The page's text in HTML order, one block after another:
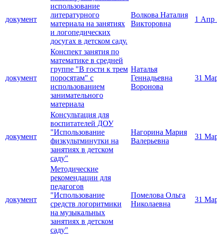
документ
использование
литературного
материала на занятиях
и логопедических
досугах в детском саду.
Волкова Наталия
Викторовна
1 Апр
документ
Конспект занятия по
математике в средней
группе "В гости к трем
поросятам" с
использованием
занимательного
материала
Наталья
Геннадьевна
Воронова
31
документ
Консультация для
воспитателей ДОУ
"Использование
физкультминутки на
занятиях в детском
саду"
Нагорина Мария
Валерьевна
31
документ
Методические
рекомендации для
педагогов
"Использование
средств логоритмики
на музыкальных
занятиях в детском
саду"
Помелова Ольга
Николаевна
31